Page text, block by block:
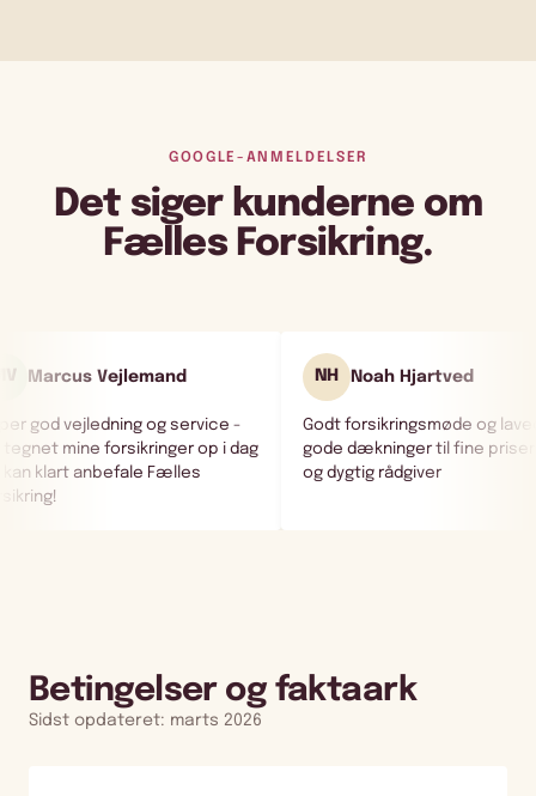
GOOGLE-ANMELDELSER
Det siger kunderne om
Fælles Forsikring.
og lavede
til fine priser - flink
Andre Rørstrøm
Dygtige rådgivere der tilbyder
skarpe priser - 5 stjerner herfra
Betingelser og faktaark
Sidst opdateret: marts 2026